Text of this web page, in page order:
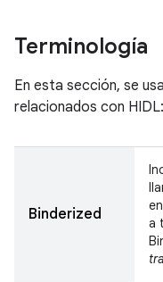
Terminología
En esta sección, se
relacionados con HIDL:
Binderized
a